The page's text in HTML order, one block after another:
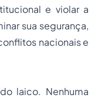
e violar a
sua segurança,
nacionais e
laico. Nenhuma